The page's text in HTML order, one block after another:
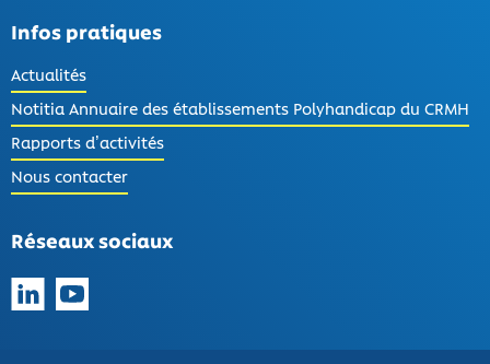
Infos pratiques
Actualités
Notitia Annuaire des établissements Polyhandicap du CRMH
Rapports d’activités
Nous contacter
Réseaux sociaux